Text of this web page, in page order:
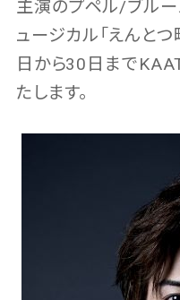
主演のプペル/ブルー
ュージカル「えんと
日から30日まで
たします。